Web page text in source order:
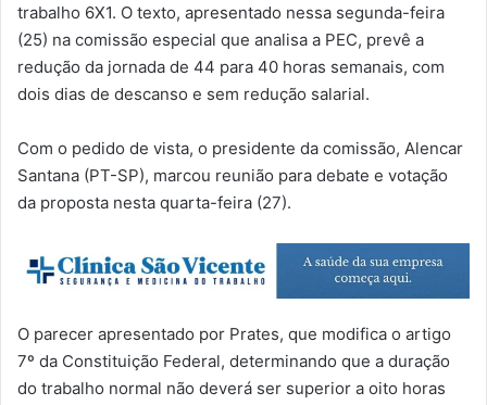
trabalho 6X1. O texto, apresentado nessa segunda-feira
(25) na comissão especial que analisa a PEC, prevê a
redução da jornada de 44 para 40 horas semanais, com
dois dias de descanso e sem redução salarial.
Com o pedido de vista, o presidente da comissão, Alencar
Santana (PT-SP), marcou reunião para debate e votação
da proposta nesta quarta-feira (27).
O parecer apresentado por Prates, que modifica o artigo
7º da Constituição Federal, determinando que a duração
do trabalho normal não deverá ser superior a oito horas